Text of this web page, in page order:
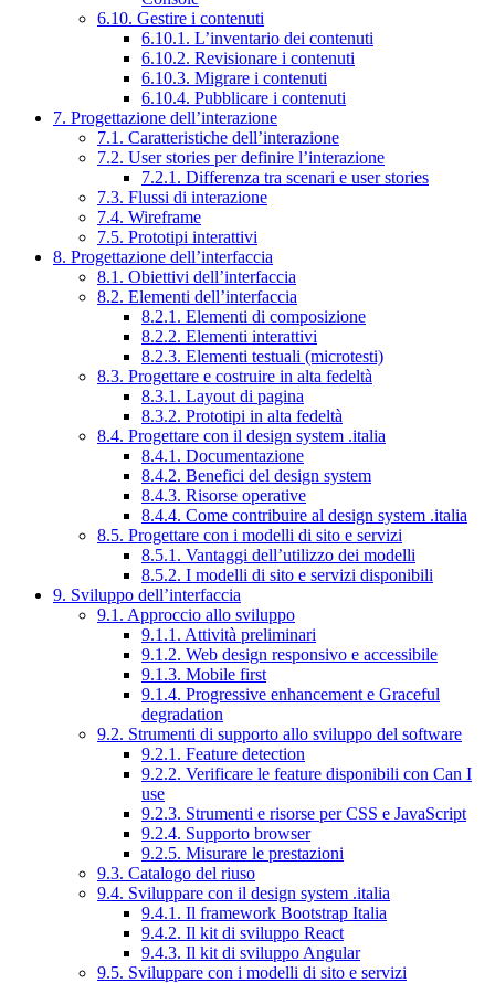
6.10. Gestire i contenuti
6.10.1. L’inventario dei contenuti
6.10.2. Revisionare i contenuti
6.10.3. Migrare i contenuti
6.10.4. Pubblicare i contenuti
7. Progettazione dell’interazione
7.1. Caratteristiche dell’interazione
7.2. User stories per definire l’interazione
7.2.1. Differenza tra scenari e user stories
7.3. Flussi di interazione
7.4. Wireframe
7.5. Prototipi interattivi
8. Progettazione dell’interfaccia
8.1. Obiettivi dell’interfaccia
8.2. Elementi dell’interfaccia
8.2.1. Elementi di composizione
8.2.2. Elementi interattivi
8.2.3. Elementi testuali (microtesti)
8.3. Progettare e costruire in alta fedeltà
8.3.1. Layout di pagina
8.3.2. Prototipi in alta fedeltà
8.4. Progettare con il design system .italia
8.4.1. Documentazione
8.4.2. Benefici del design system
8.4.3. Risorse operative
8.4.4. Come contribuire al design system .italia
8.5. Progettare con i modelli di sito e servizi
8.5.1. Vantaggi dell’utilizzo dei modelli
8.5.2. I modelli di sito e servizi disponibili
9. Sviluppo dell’interfaccia
9.1. Approccio allo sviluppo
9.1.1. Attività preliminari
9.1.2. Web design responsivo e accessibile
9.1.3. Mobile first
9.1.4. Progressive enhancement e Graceful
degradation
9.2. Strumenti di supporto allo sviluppo del software
9.2.1. Feature detection
9.2.2. Verificare le feature disponibili con Can I
use
9.2.3. Strumenti e risorse per CSS e JavaScript
9.2.4. Supporto browser
9.2.5. Misurare le prestazioni
9.3. Catalogo del riuso
9.4. Sviluppare con il design system .italia
9.4.1. Il framework Bootstrap Italia
9.4.2. Il kit di sviluppo React
9.4.3. Il kit di sviluppo Angular
9.5. Sviluppare con i modelli di sito e servizi